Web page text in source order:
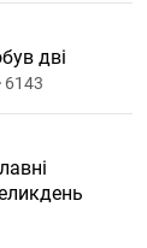
дві
6143